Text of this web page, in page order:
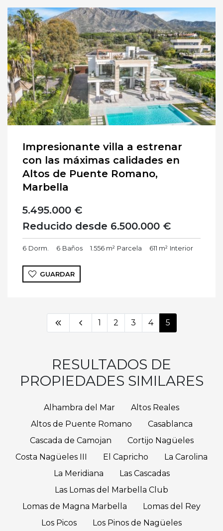
Impresionante villa a estrenar
con las máximas calidades en
Altos de Puente Romano,
Marbella
5.495.000 €
Reducido desde 6.500.000 €
6 Dorm. 6 Baños 1.556 m² Parcela 611 m² Interior
GUARDAR
1 2 3 4 5
RESULTADOS DE
PROPIEDADES SIMILARES
Alhambra del Mar
Altos Reales
Altos de Puente Romano
Casablanca
Cascada de Camojan
Cortijo Nagüeles
Costa Nagüeles III
El Capricho
La Carolina
La Meridiana
Las Cascadas
Las Lomas del Marbella Club
Lomas de Magna Marbella
Lomas del Rey
Los Picos
Los Pinos de Nagüeles